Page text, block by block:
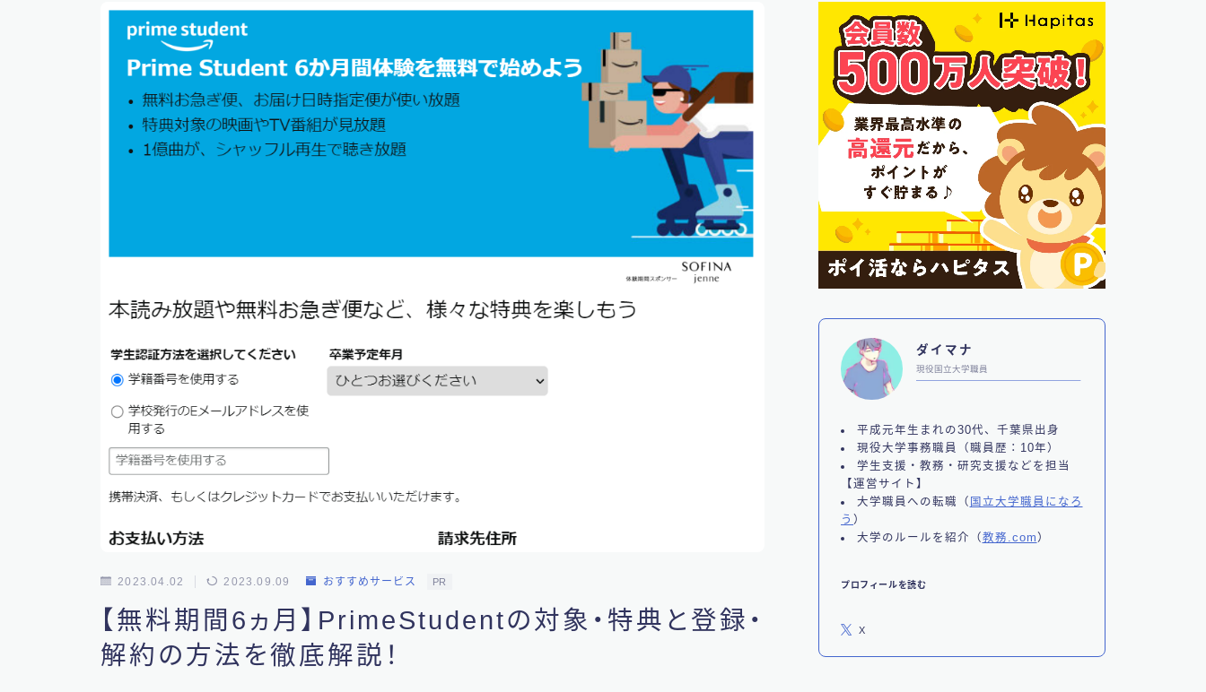
2023.04.02 2023.09.09 おすすめサービス PR
【無料期間6ヵ月】PrimeStudentの対象・特典と登録・
解約の方法を徹底解説！
ダイマナ
現役国立大学職員
平成元年生まれの30代、千葉県出身
現役大学事務職員（職員歴：10年）
学生支援・教務・研究支援などを担当
【運営サイト】
大学職員への転職（ 国立大学職員になろ
う ）
大学のルールを紹介（教務.com ）
プロフィールを読む
X